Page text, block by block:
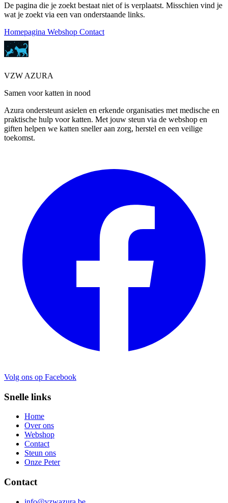
De pagina die je zoekt bestaat niet of is verplaatst. Misschien vind je
wat je zoekt via een van onderstaande links.
Homepagina Webshop Contact
VZW AZURA
Samen voor katten in nood
Azura ondersteunt asielen en erkende organisaties met medische en
praktische hulp voor katten. Met jouw steun via de webshop en
giften helpen we katten sneller aan zorg, herstel en een veilige
toekomst.
Volg ons op Facebook
Snelle links
Home
Over ons
Webshop
Contact
Steun ons
Onze Peter
Contact